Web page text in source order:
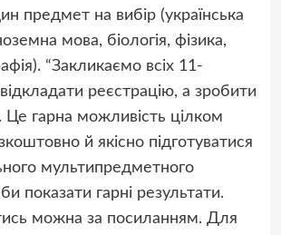
предмет на вибір (українська
мова, біологія, фізика,
“Закликаємо всіх 11-
реєстрацію, а зробити
Це гарна можливість цілком
й якісно підготуватися
мультипредметного
показати гарні результати.
можна за посиланням. Для